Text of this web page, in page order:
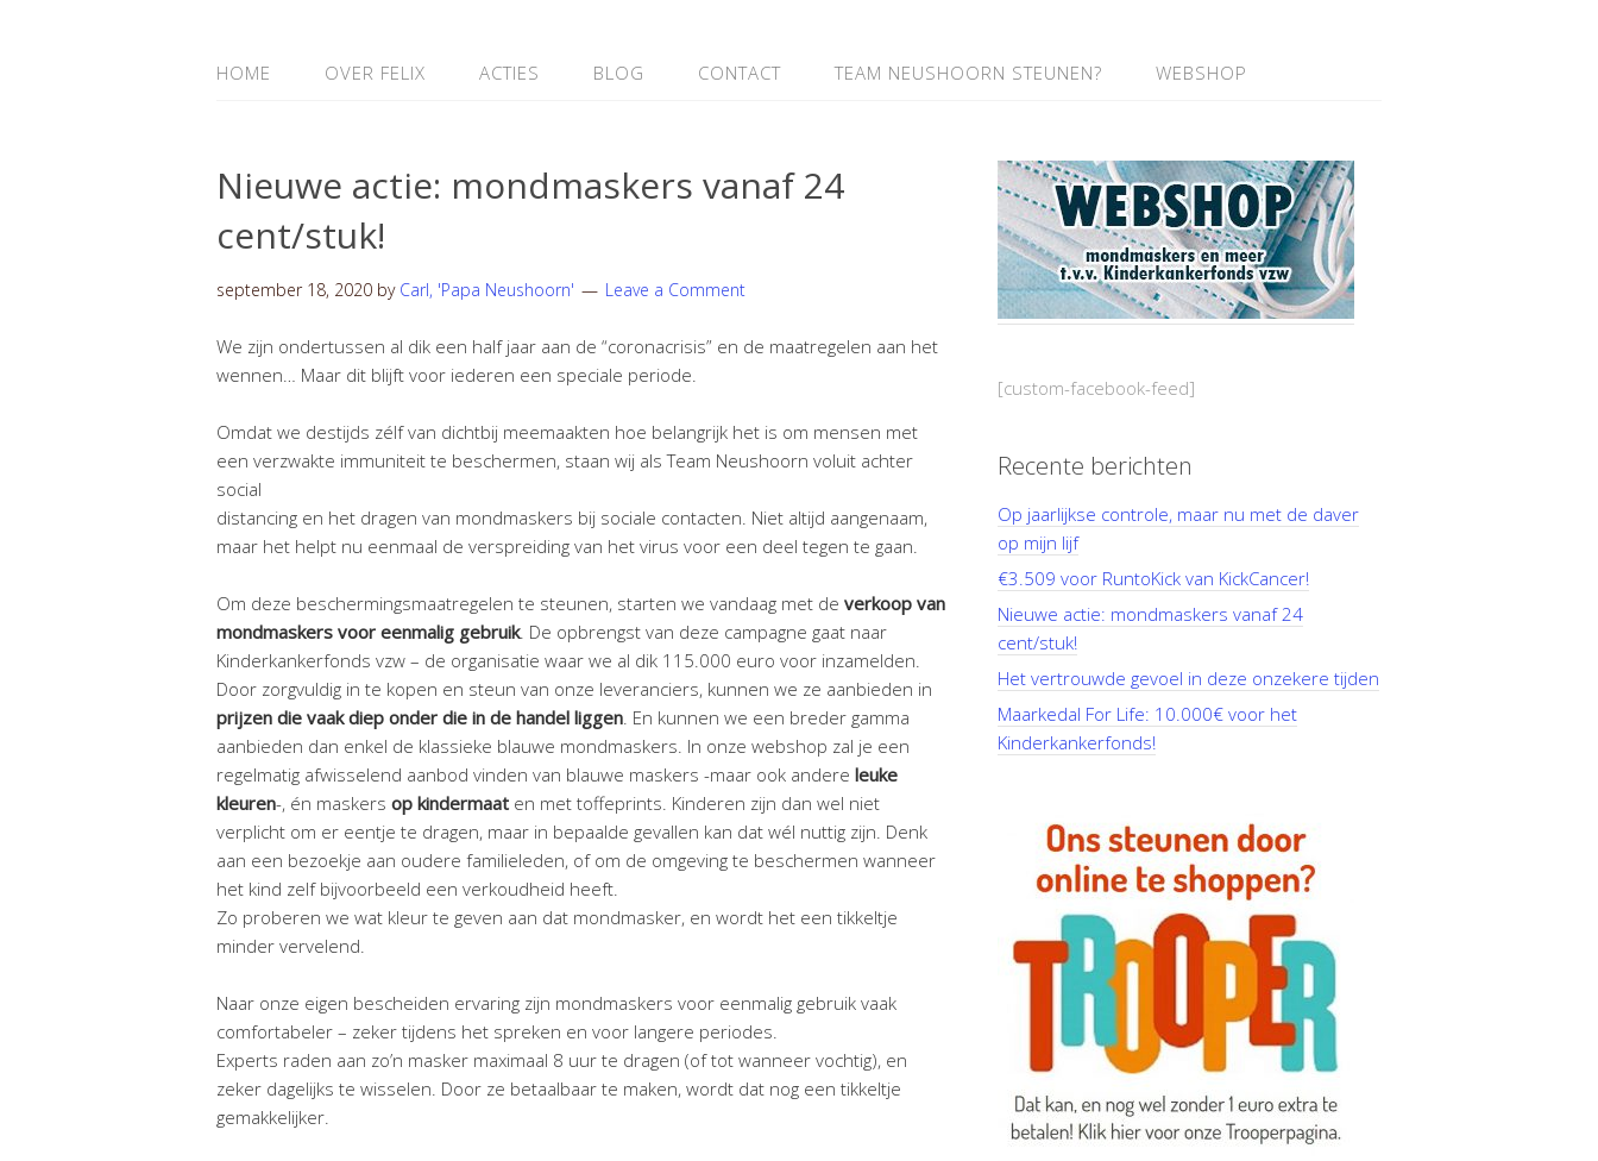
HOME OVER FELIX ACTIES BLOG CONTACT TEAM NEUSHOORN STEUNEN? WEBSHOP
Nieuwe actie: mondmaskers vanaf 24
cent/stuk!
september 18, 2020 by Carl, 'Papa Neushoorn' Leave a Comment
We zijn ondertussen al dik een half jaar aan de “coronacrisis” en de maatregelen aan het
wennen… Maar dit blijft voor iederen een speciale periode.
Omdat we destijds zélf van dichtbij meemaakten hoe belangrijk het is om mensen met
een verzwakte immuniteit te beschermen, staan wij als Team Neushoorn voluit achter
social
distancing en het dragen van mondmaskers bij sociale contacten. Niet altijd aangenaam,
maar het helpt nu eenmaal de verspreiding van het virus voor een deel tegen te gaan.
Om deze beschermingsmaatregelen te steunen, starten we vandaag met de verkoop van
mondmaskers voor eenmalig gebruik. De opbrengst van deze campagne gaat naar
Kinderkankerfonds vzw – de organisatie waar we al dik 115.000 euro voor inzamelden.
Door zorgvuldig in te kopen en steun van onze leveranciers, kunnen we ze aanbieden in
prijzen die vaak diep onder die in de handel liggen. En kunnen we een breder gamma
aanbieden dan enkel de klassieke blauwe mondmaskers. In onze webshop zal je een
regelmatig afwisselend aanbod vinden van blauwe maskers -maar ook andere leuke
kleuren-, én maskers op kindermaat en met toffeprints. Kinderen zijn dan wel niet
verplicht om er eentje te dragen, maar in bepaalde gevallen kan dat wél nuttig zijn. Denk
aan een bezoekje aan oudere familieleden, of om de omgeving te beschermen wanneer
het kind zelf bijvoorbeeld een verkoudheid heeft.
Zo proberen we wat kleur te geven aan dat mondmasker, en wordt het een tikkeltje
minder vervelend.
Naar onze eigen bescheiden ervaring zijn mondmaskers voor eenmalig gebruik vaak
comfortabeler – zeker tijdens het spreken en voor langere periodes.
Experts raden aan zo’n masker maximaal 8 uur te dragen (of tot wanneer vochtig), en
zeker dagelijks te wisselen. Door ze betaalbaar te maken, wordt dat nog een tikkeltje
gemakkelijker.
[custom-facebook-feed]
Recente berichten
Op jaarlijkse controle, maar nu met de daver
op mijn lijf
€3.509 voor RuntoKick van KickCancer!
Nieuwe actie: mondmaskers vanaf 24
cent/stuk!
Het vertrouwde gevoel in deze onzekere tijden
Maarkedal For Life: 10.000€ voor het
Kinderkankerfonds!